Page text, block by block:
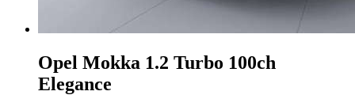
Opel Mokka 1.2 Turbo 100ch
Elegance